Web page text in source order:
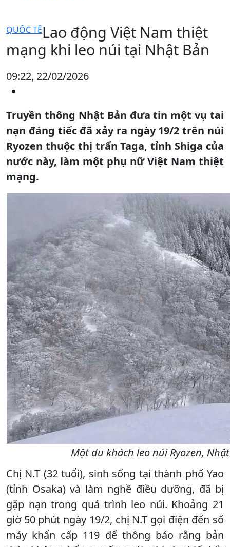
QUỐC TẾLao động Việt Nam thiệt
mạng khi leo núi tại Nhật Bản
09:22, 22/02/2026
Truyền thông Nhật Bản đưa tin một vụ tai
nạn đáng tiếc đã xảy ra ngày 19/2 trên núi
Ryozen thuộc thị trấn Taga, tỉnh Shiga của
nước này, làm một phụ nữ Việt Nam thiệt
mạng.
Một du khách leo núi Ryozen,
Chị N.T (32 tuổi), sinh sống tại thành phố Yao
(tỉnh Osaka) và làm nghề điều dưỡng, đã bị
gặp nạn trong quá trình leo núi. Khoảng 21
giờ 50 phút ngày 19/2, chị N.T gọi điện đến số
máy khẩn cấp 119 để thông báo rằng bản